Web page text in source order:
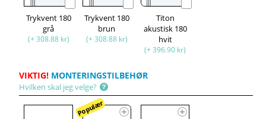
Trykvent 180
grå
(+ 308.88 kr)
Trykvent 180
brun
(+ 308.88 kr)
Titon
akustisk 180
hvit
(+ 396.90 kr)
VIKTIG! MONTERINGSTILBEHØR
Hvilken skal jeg velge?
Populær